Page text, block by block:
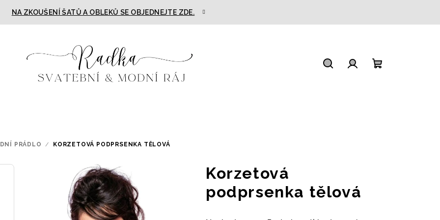
NA ZKOUŠENÍ ŠATŮ A OBLEKŮ SE OBJEDNEJTE ZDE.
PRÁDLO / KORZETOVÁ PODPRSENKA TĚLOVÁ
Korzetová
podprsenka tělová